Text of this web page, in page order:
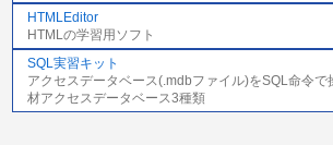
HTMLEditor
HTMLの学習用ソフト
SQL実習キット
アクセスデータベース(.mdbファイル)をSQL命令で
材アクセスデータベース3種類